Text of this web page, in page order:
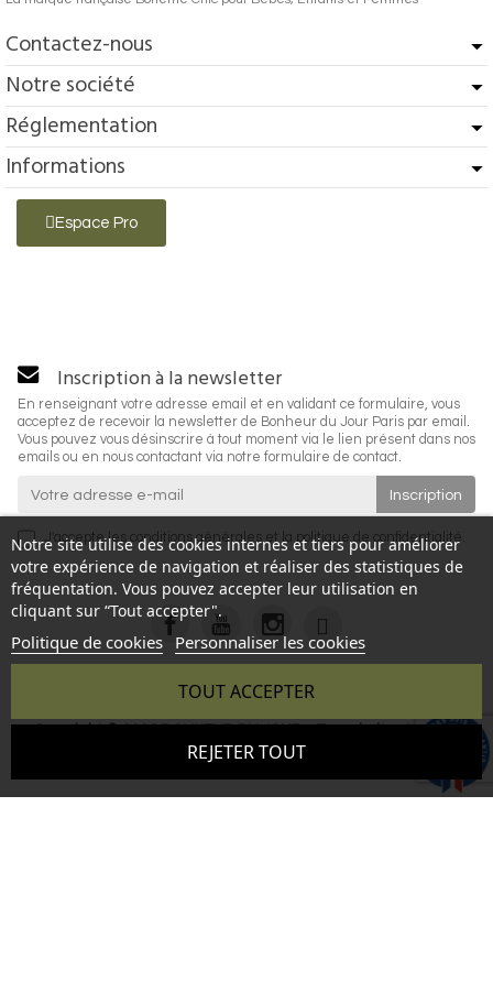
Contactez-nous
Notre société
Réglementation
Informations
Espace Pro
Notre site utilise des cookies internes et tiers pour améliorer
votre expérience de navigation et réaliser des statistiques de
fréquentation. Vous pouvez accepter leur utilisation en
cliquant sur “Tout accepter".
Politique de cookies Personnaliser les cookies
REJETER TOUT
TOUT ACCEPTER
Inscription à la newsletter
En renseignant votre adresse email et en validant ce formulaire, vous
acceptez de recevoir la newsletter de Bonheur du Jour Paris par email.
Vous pouvez vous désinscrire à tout moment via le lien présent dans nos
emails ou en nous contactant via notre formulaire de contact.
J'accepte les conditions générales et la politique de confidentialité.
- Reproduction interdite sans autorisation - Site réalisé par :